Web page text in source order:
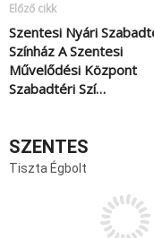
Előző cikk
Szentesi Nyári
Színház A Szentesi
Művelődési Központ
Szabadtéri Szí…
SZENTES
Tiszta Égbolt